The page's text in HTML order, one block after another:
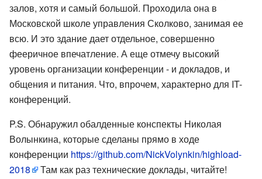
залов, хотя и самый большой. Проходила она в
Московской школе управления Сколково, занимая ее
всю. И это здание дает отдельное, совершенно
фееричное впечатление. А еще отмечу высокий
уровень организации конференции - и докладов, и
общения и питания. Что, впрочем, характерно для IT-
конференций.
P.S. Обнаружил обалденные конспекты Николая
Волынкина, которые сделаны прямо в ходе
конференции https://github.com/NickVolynkin/highload-
2018
Там как раз технические доклады, читайте!